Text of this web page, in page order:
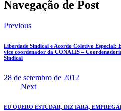
Navegação de Post
Previous
Liberdade Sindical e Acordo Coletivo
vice coordenador da CONALIS –
Sindical
28 de setembro de 2012
Next
EU QUERO ESTUDAR, DIZ IARA,